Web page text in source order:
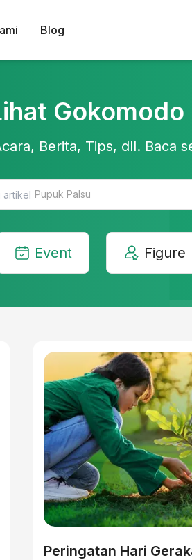
Blog
Gokomodo
Berita, Tips, dll. Baca
Teknologi Pertanian
Event Figure
Peringatan Hari